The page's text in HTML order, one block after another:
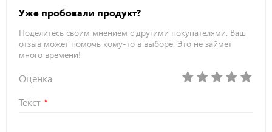
Уже пробовали продукт?
Поделитесь своим мнением с другими покупателями. Ваш
отзыв может помочь кому-то в выборе. Это не займет
много времени!
Оценка
Текст